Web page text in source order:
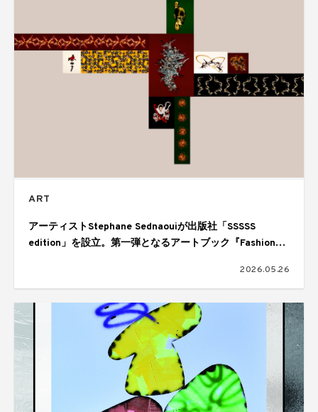
ART
アーティストStephane Sednaouiが出版社「SSSSS
edition」を設立。第一弾となるアートブック『Fashion
2026.05.26